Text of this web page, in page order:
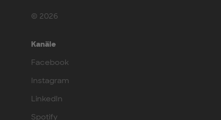
© 2026
Kanäle
Facebook
Instagram
LinkedIn
Spotify